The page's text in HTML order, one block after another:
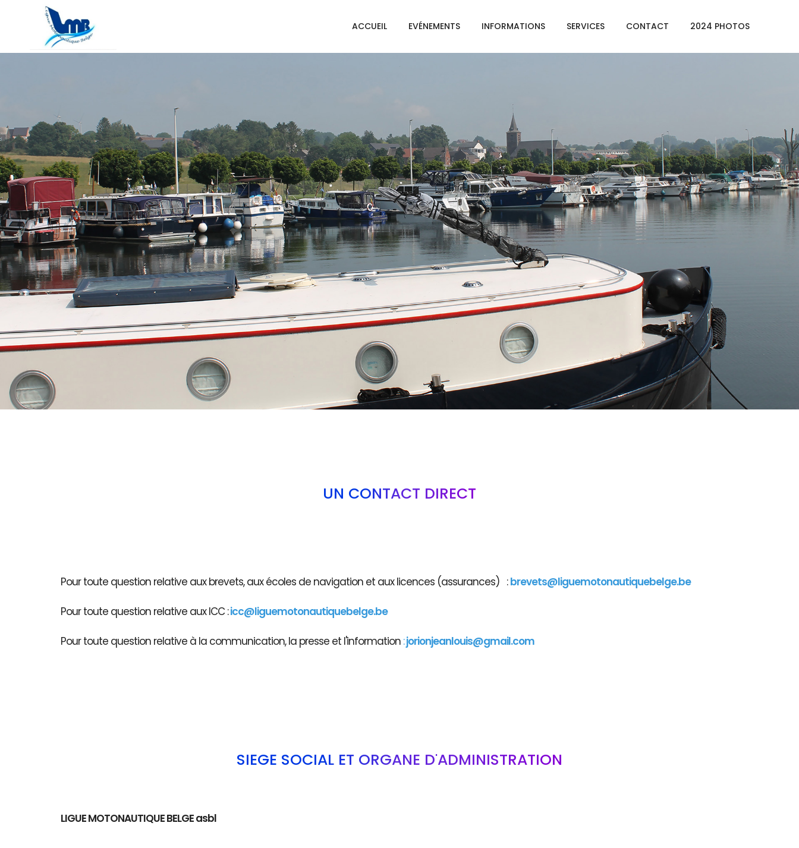
ACCUEIL EVÉNEMENTS INFORMATIONS SERVICES CONTACT 2024 PHOTOS
UN CONTACT DIRECT
Pour toute question relative aux brevets, aux écoles de navigation et aux licences (assurances) : brevets@liguemotonautiquebelge.be
Pour toute question relative aux ICC :icc@liguemotonautiquebelge.be
Pour toute question relative à la communication, la presse et l'information :jorionjeanlouis@gmail.com
SIÈGE SOCIAL ET ORGANE D'ADMINISTRATION
LIGUE MOTONAUTIQUE BELGE asbl